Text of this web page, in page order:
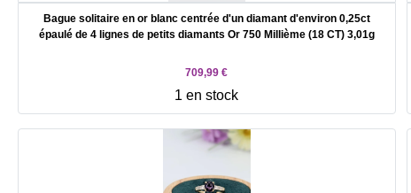
Bague solitaire en or blanc centrée d'un diamant d'environ 0,25ct
épaulé de 4 lignes de petits diamants Or 750 Millième (18 CT) 3,01g
709,99 €
1 en stock